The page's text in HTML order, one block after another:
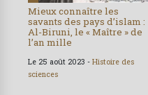
Mieux connaître les
savants des pays d’islam :
Al-Biruni, le « Maître » de
l’an mille
Le 25 août 2023 - Histoire des
sciences